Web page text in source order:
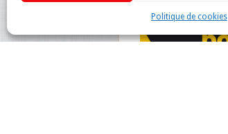
Politique de cookies